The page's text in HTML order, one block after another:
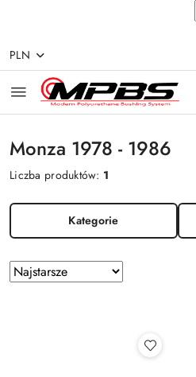
Przejdź do treści głównej
Przejdź do wyszukiwarki
Przejdź do moje konto
Przejdź do menu głównego
Przejdź do stopki
PLN
Monza 1978 - 1986
Liczba produktów: 1
Kategorie
Zastosowano
sortowanie:
Sortuj
według